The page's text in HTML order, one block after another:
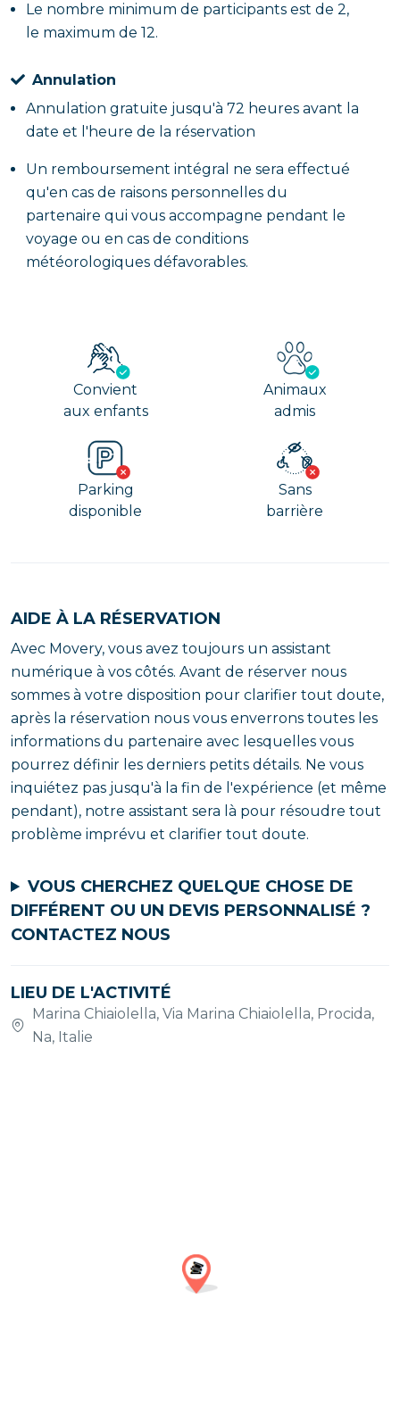
Le nombre minimum de participants est de 2,
le maximum de 12.
Annulation
Annulation gratuite jusqu'à 72 heures avant la
date et l'heure de la réservation
Un remboursement intégral ne sera effectué
qu'en cas de raisons personnelles du
partenaire qui vous accompagne pendant le
voyage ou en cas de conditions
météorologiques défavorables.
Convient
aux enfants
Animaux
admis
Parking
disponible
Sans
barrière
AIDE À LA RÉSERVATION
Avec Movery, vous avez toujours un assistant
numérique à vos côtés. Avant de réserver nous
sommes à votre disposition pour clarifier tout doute,
après la réservation nous vous enverrons toutes les
informations du partenaire avec lesquelles vous
pourrez définir les derniers petits détails. Ne vous
inquiétez pas jusqu'à la fin de l'expérience (et même
pendant), notre assistant sera là pour résoudre tout
problème imprévu et clarifier tout doute.
VOUS CHERCHEZ QUELQUE CHOSE DE
DIFFÉRENT OU UN DEVIS PERSONNALISÉ ?
CONTACTEZ NOUS
LIEU DE L'ACTIVITÉ
Marina Chiaiolella, Via Marina Chiaiolella, Procida,
Na, Italie